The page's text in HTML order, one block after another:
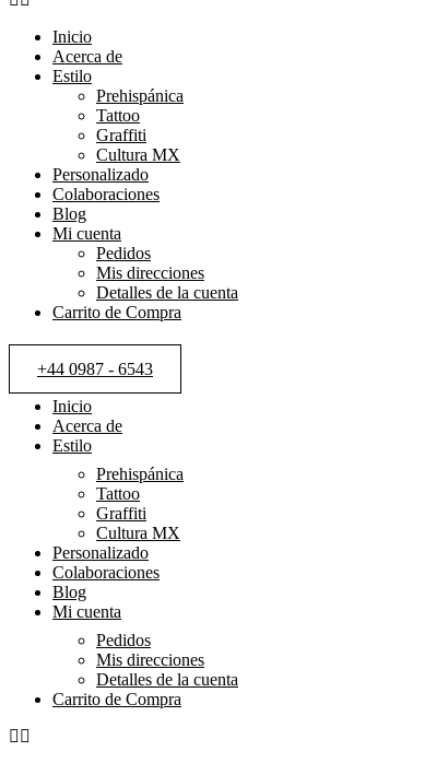
Inicio
Acerca de
Estilo
Prehispánica
Tattoo
Graffiti
Cultura MX
Personalizado
Colaboraciones
Blog
Mi cuenta
Pedidos
Mis direcciones
Detalles de la cuenta
Carrito de Compra
+44 0987 - 6543
Inicio
Acerca de
Estilo
Prehispánica
Tattoo
Graffiti
Cultura MX
Personalizado
Colaboraciones
Blog
Mi cuenta
Pedidos
Mis direcciones
Detalles de la cuenta
Carrito de Compra